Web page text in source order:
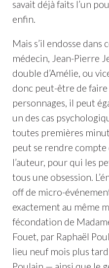
savait déjà faits l’un
enfin.
Mais s’il endosse dans
médecin, Jean-Pierre
double d’Amélie, ou
donc peut-être de
personnages, il peut
un des cas
toutes premières
peut se rendre
l’auteur, pour qui les
tous une obsession.
off de micro-
exactement au même
fécondation de
Fouet, par Raphaël
lieu neuf mois plus tard